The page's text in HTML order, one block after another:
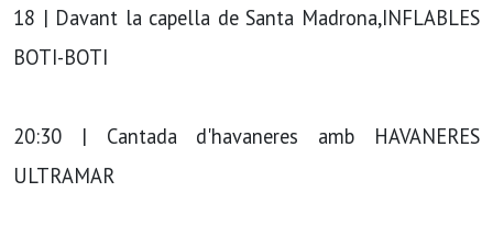
18 | Davant la capella de Santa Madrona,INFLABLES
BOTI-BOTI
20:30 | Cantada d'havaneres amb HAVANERES
ULTRAMAR